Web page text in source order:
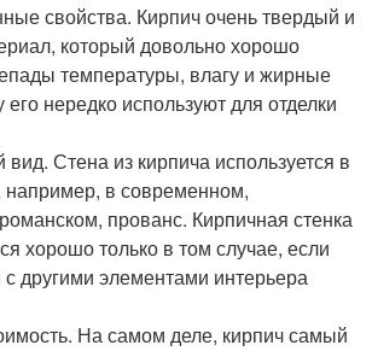
свойства. Кирпич очень твердый и
который довольно хорошо
температуры, влагу и жирные
нередко используют для отделки
Стена из кирпича используется в
например, в современном,
прованс. Кирпичная стенка
хорошо только в том случае, если
с другими элементами интерьера
На самом деле, кирпич самый